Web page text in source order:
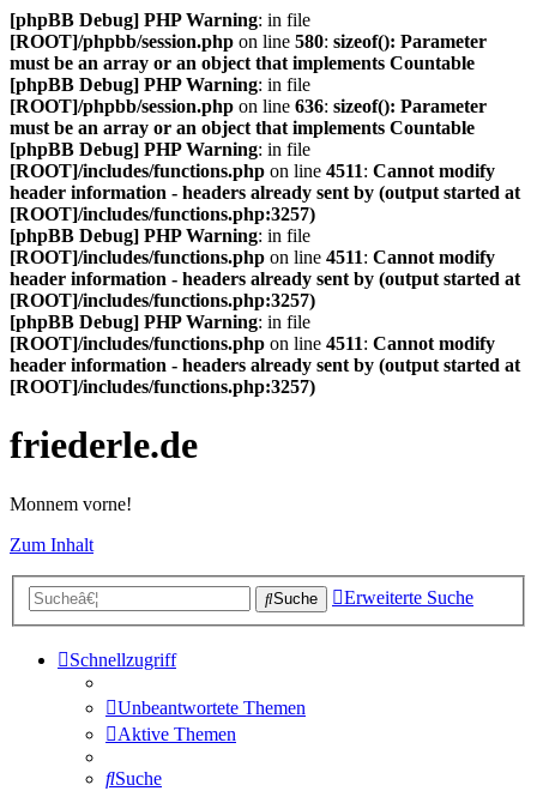
[phpBB Debug] PHP Warning: in file
[ROOT]/phpbb/session.php on line 580: sizeof(): Parameter
must be an array or an object that implements Countable
[phpBB Debug] PHP Warning: in file
[ROOT]/phpbb/session.php on line 636: sizeof(): Parameter
must be an array or an object that implements Countable
[phpBB Debug] PHP Warning: in file
[ROOT]/includes/functions.php on line 4511: Cannot modify
header information - headers already sent by (output started at
[ROOT]/includes/functions.php:3257)
[phpBB Debug] PHP Warning: in file
[ROOT]/includes/functions.php on line 4511: Cannot modify
header information - headers already sent by (output started at
[ROOT]/includes/functions.php:3257)
[phpBB Debug] PHP Warning: in file
[ROOT]/includes/functions.php on line 4511: Cannot modify
header information - headers already sent by (output started at
[ROOT]/includes/functions.php:3257)
friederle.de
Monnem vorne!
Zum Inhalt
Suche Erweiterte Suche
Schnellzugriff
Unbeantwortete Themen
Aktive Themen
Suche